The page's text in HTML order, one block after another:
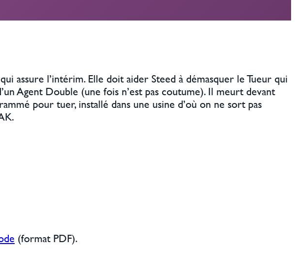
assure l’intérim. Elle doit aider Steed à démasquer le Tueur qui
Agent Double (une fois n’est pas coutume). Il meurt devant
pour tuer, installé dans une usine d’où on ne sort pas
(format PDF).